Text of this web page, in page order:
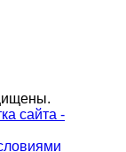
сайта -